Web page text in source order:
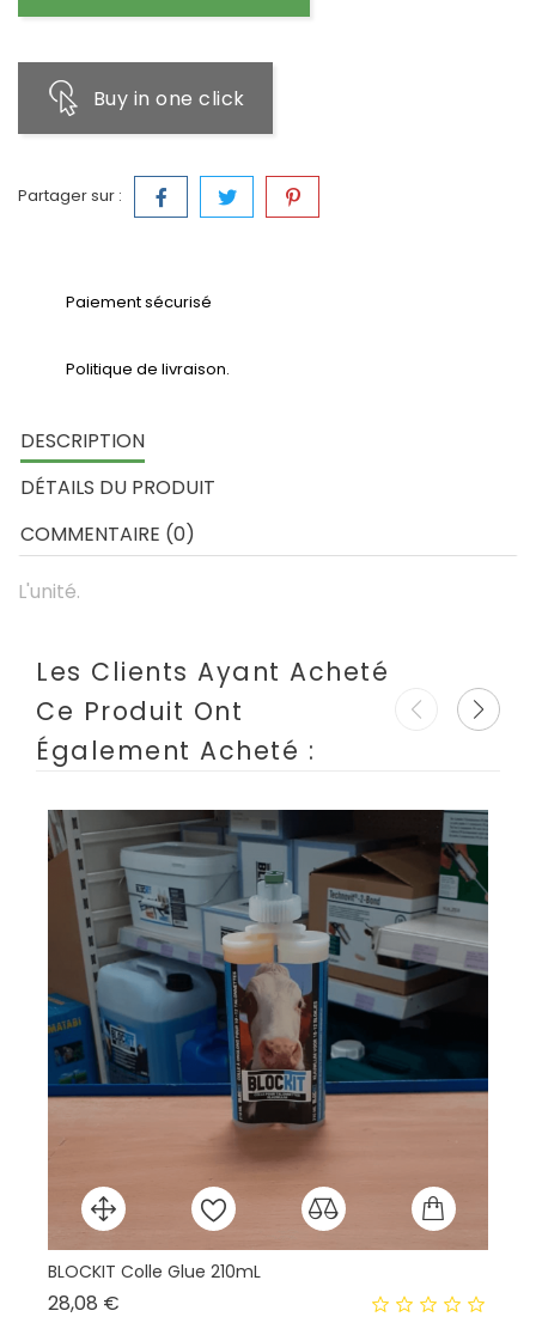
Buy in one click
Partager sur :
Paiement sécurisé
Politique de livraison.
DESCRIPTION
DÉTAILS DU PRODUIT
COMMENTAIRE (0)
L'unité.
Les Clients Ayant Acheté
Ce Produit Ont
Également Acheté :
BLOCKIT Colle Glue 210mL
28,08 €